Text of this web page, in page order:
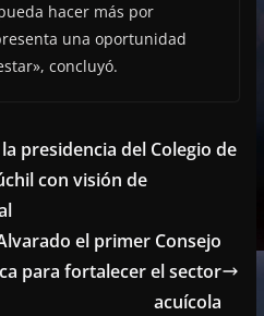
hacer más por
una oportunidad
concluyó.
presidencia del Colegio de
con visión de
el primer Consejo
para fortalecer el sector
acuícola